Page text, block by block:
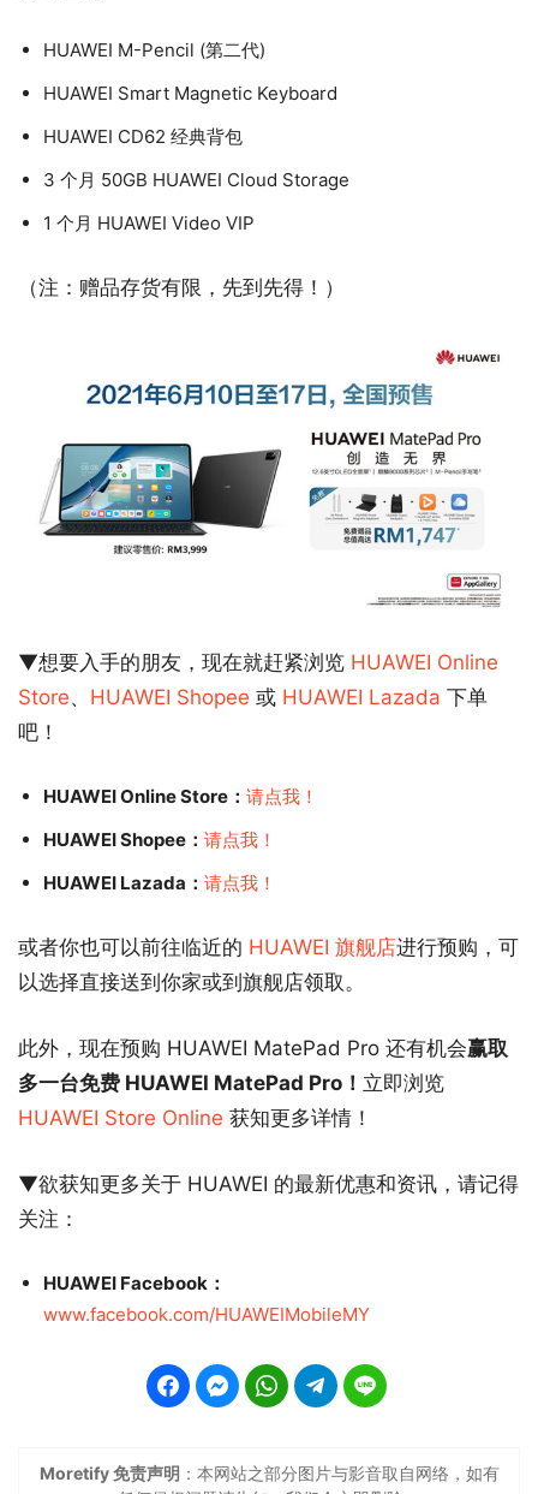
HUAWEI M-Pencil (第二代)
HUAWEI Smart Magnetic Keyboard
HUAWEI CD62 经典背包
3 个月 50GB HUAWEI Cloud Storage
1 个月 HUAWEI Video VIP
（注：赠品存货有限，先到先得！）
▼想要入手的朋友，现在就赶紧浏览 HUAWEI Online
Store、 HUAWEI Shopee 或 HUAWEI Lazada 下单
吧！
HUAWEI Online Store： 请点我！
HUAWEI Shopee： 请点我！
HUAWEI Lazada： 请点我！
或者你也可以前往临近的 HUAWEI 旗舰店进行预购，可
以选择直接送到你家或到旗舰店领取。
此外，现在预购 HUAWEI MatePad Pro 还有机会赢取
多一台免费 HUAWEI MatePad Pro！ 立即浏览
HUAWEI Store Online 获知更多详情！
▼欲获知更多关于 HUAWEI 的最新优惠和资讯，请记得
关注：
HUAWEI Facebook：
www.facebook.com/HUAWEIMobileMY
Moretify 免责声明 ：本网站之部分图片与影音取自网络，如有